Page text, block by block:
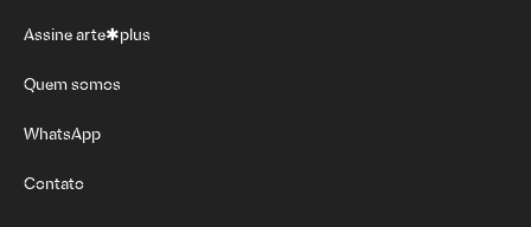
Assine arte✱plus
Quem somos
WhatsApp
Contato